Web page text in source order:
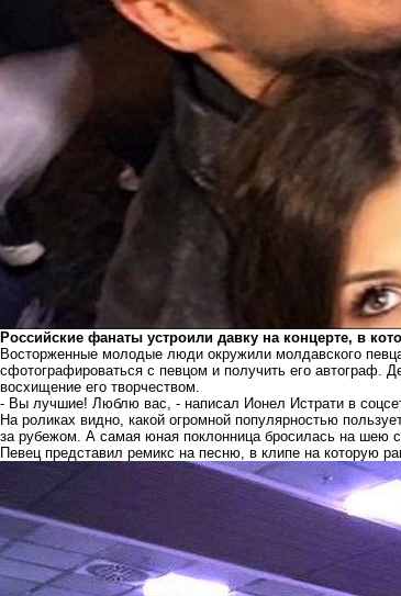
Российские фанаты устроили давку на концерте, в
Восторженные молодые люди окружили молдавского
сфотографироваться с певцом и получить его автограф.
восхищение его творчеством.
- Вы лучшие! Люблю вас, - написал Ионел Истрати в
На роликах видно, какой огромной популярностью
за рубежом. А самая юная поклонница бросилась на шею
Певец представил ремикс на песню, в клипе на которую